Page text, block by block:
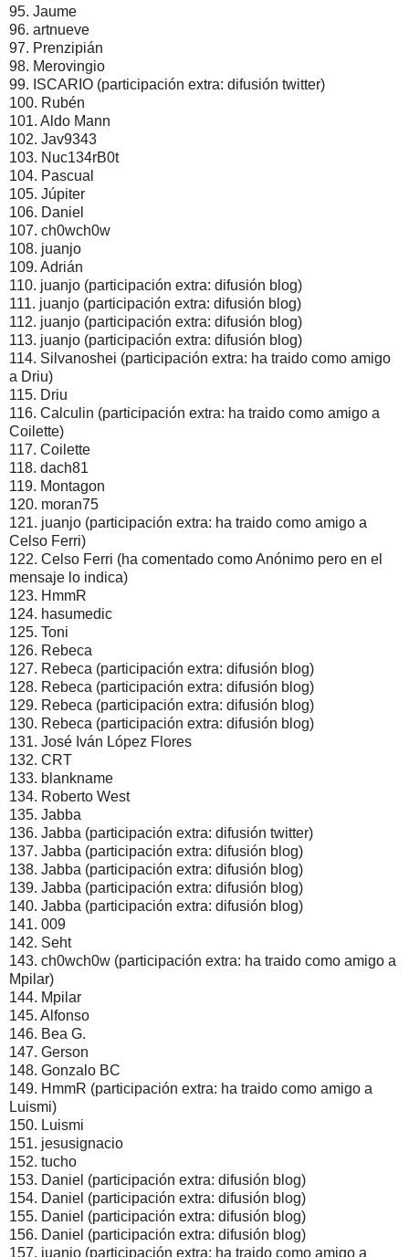
95. Jaume
96. artnueve
97. Prenzipián
98. Merovingio
99. ISCARIO (participación extra: difusión twitter)
100. Rubén
101. Aldo Mann
102. Jav9343
103. Nuc134rB0t
104. Pascual
105. Júpiter
106. Daniel
107. ch0wch0w
108. juanjo
109. Adrián
110. juanjo (participación extra: difusión blog)
111. juanjo (participación extra: difusión blog)
112. juanjo (participación extra: difusión blog)
113. juanjo (participación extra: difusión blog)
114. Silvanoshei (participación extra: ha traido como amigo
a Driu)
115. Driu
116. Calculin (participación extra: ha traido como amigo a
Coilette)
117. Coilette
118. dach81
119. Montagon
120. moran75
121. juanjo (participación extra: ha traido como amigo a
Celso Ferri)
122. Celso Ferri (ha comentado como Anónimo pero en el
mensaje lo indica)
123. HmmR
124. hasumedic
125. Toni
126. Rebeca
127. Rebeca (participación extra: difusión blog)
128. Rebeca (participación extra: difusión blog)
129. Rebeca (participación extra: difusión blog)
130. Rebeca (participación extra: difusión blog)
131. José Iván López Flores
132. CRT
133. blankname
134. Roberto West
135. Jabba
136. Jabba (participación extra: difusión twitter)
137. Jabba (participación extra: difusión blog)
138. Jabba (participación extra: difusión blog)
139. Jabba (participación extra: difusión blog)
140. Jabba (participación extra: difusión blog)
141. 009
142. Seht
143. ch0wch0w (participación extra: ha traido como amigo a
Mpilar)
144. Mpilar
145. Alfonso
146. Bea G.
147. Gerson
148. Gonzalo BC
149. HmmR (participación extra: ha traido como amigo a
Luismi)
150. Luismi
151. jesusignacio
152. tucho
153. Daniel (participación extra: difusión blog)
154. Daniel (participación extra: difusión blog)
155. Daniel (participación extra: difusión blog)
156. Daniel (participación extra: difusión blog)
157. juanjo (participación extra: ha traido como amigo a